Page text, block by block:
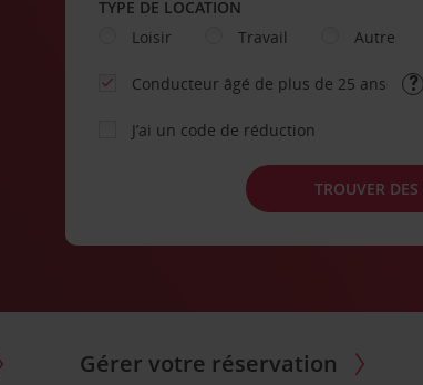
TYPE DE LOCATION
Loisir
Travail Autre
Conducteur âgé de plus de 25 ans
J’ai un code de réduction
TROUVER
Gérer votre réservation